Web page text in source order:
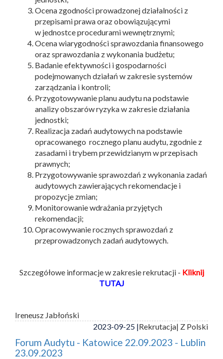
Ocena zgodności prowadzonej działalności z
przepisami prawa oraz obowiązującymi
w jednostce procedurami wewnętrznymi;
Ocena wiarygodności sprawozdania finansowego
oraz sprawozdania z wykonania budżetu;
Badanie efektywności i gospodarności
podejmowanych działań w zakresie systemów
zarządzania i kontroli;
Przygotowywanie planu audytu na podstawie
analizy obszarów ryzyka w zakresie działania
jednostki;
Realizacja zadań audytowych na podstawie
opracowanego rocznego planu audytu, zgodnie z
zasadami i trybem przewidzianym w przepisach
prawnych;
Przygotowywanie sprawozdań z wykonania zadań
audytowych zawierających rekomendacje i
propozycje zmian;
Monitorowanie wdrażania przyjętych
rekomendacji;
Opracowywanie rocznych sprawozdań z
przeprowadzonych zadań audytowych.
Szczegółowe informacje w zakresie rekrutacji - Kliknij
TUTAJ
Ireneusz Jabłoński
2023-09-25 |Rekrutacja| Z Polski
Forum Audytu - Katowice 22.09.2023 - Lublin
23.09.2023